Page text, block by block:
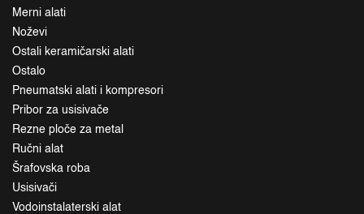
Merni alati
Noževi
Ostali keramičarski alati
Ostalo
Pneumatski alati i kompresori
Pribor za usisivače
Rezne ploče za metal
Ručni alat
Šrafovska roba
Usisivači
Vodoinstalaterski alat